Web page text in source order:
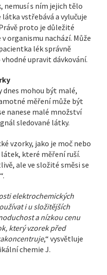
nemusí s ním jejich tělo
vstřebává a vylučuje
proto je důležité
organismu nachází. Může
lék správně
upravit dávkování.
mohou být malé,
měření může být
nanese malé množství
sledované látky.
vzorky, jako je moč nebo
které měření ruší.
ale ve složité směsi se
elektrochemických
i u složitějších
a nízkou cenu
který vzorek před
,“ vysvětluje
chemie J.